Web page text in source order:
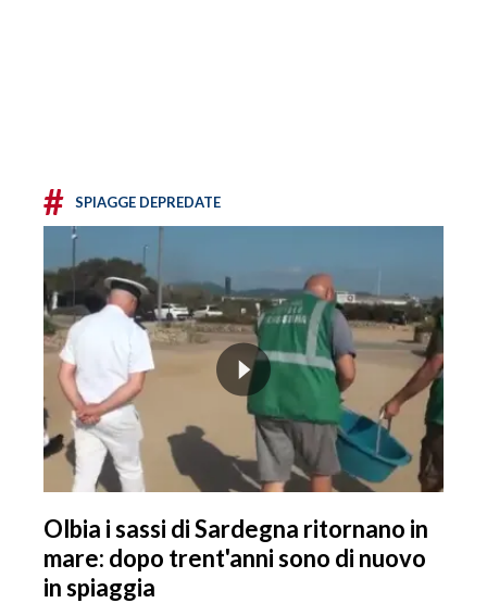
# SPIAGGE DEPREDATE
Olbia i sassi di Sardegna ritornano in
mare: dopo trent'anni sono di nuovo
in spiaggia